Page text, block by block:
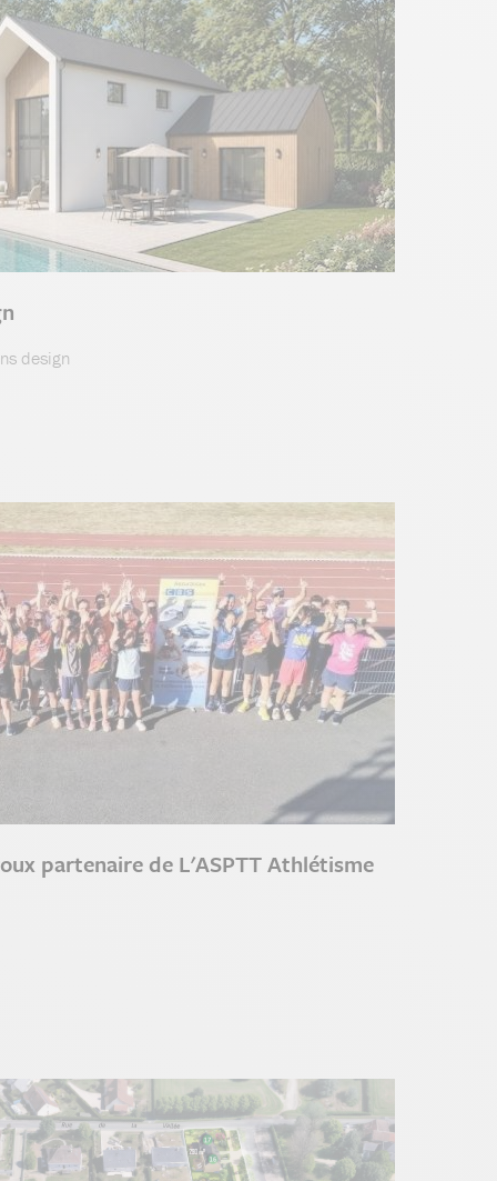
design
partenaire de L'ASPTT Athlétisme